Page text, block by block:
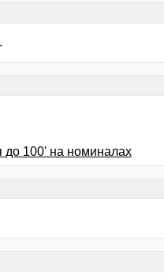
до 100' на номиналах